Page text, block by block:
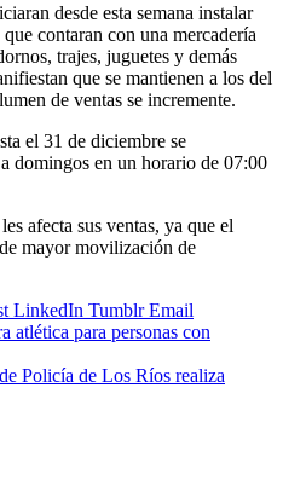
desde esta semana instalar
contaran con una mercadería
trajes, juguetes y demás
que se mantienen a los del
de ventas se incremente.
el 31 de diciembre se
domingos en un horario de 07:00
afecta sus ventas, ya que el
mayor movilización de
LinkedIn Tumblr Email
atlética para personas con
Policía de Los Ríos realiza